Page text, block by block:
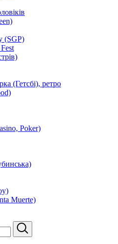
(SGP)
(Гетсбі), ретро
Poker)
Muerte)